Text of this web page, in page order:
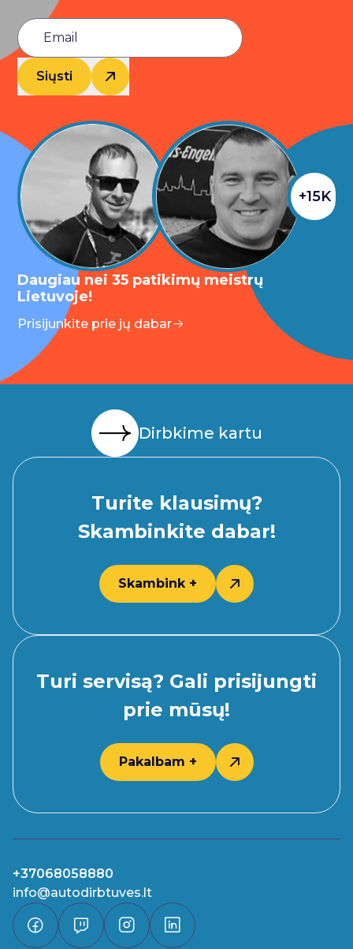
Siųsti
+15K
Daugiau nei 35 patikimų meistrų
Lietuvoje!
Prisijunkite prie jų dabar
Dirbkime kartu
Turite klausimų?
Skambinkite dabar!
Skambink +
Turi servisą? Gali prisijungti
prie mūsų!
Pakalbam +
+37068058880
info@autodirbtuves.lt